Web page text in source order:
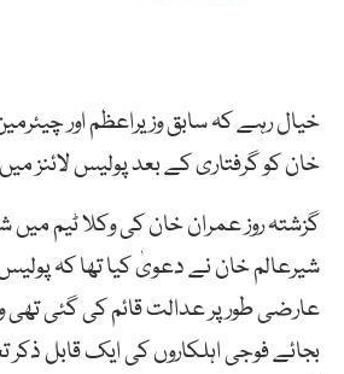
خیال رہے کہ سابق وزیراعظم اور
خان کو گرفتاری کے بعد پولیس لائنز
گزشتہ روز عمران خان کی وکلا ٹیم
شیرعالم خان نے دعویٰ کیا تھا کہ پولیس
عارضی طور پر عدالت قائم کی گئی تھی
بجائے فوجی اہلکاروں کی ایک قابل ذکر